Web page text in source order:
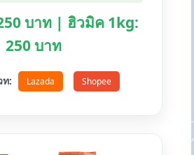
บาท | ฮิวมิค 1kg:
250 บาท
ท: Lazada Shopee